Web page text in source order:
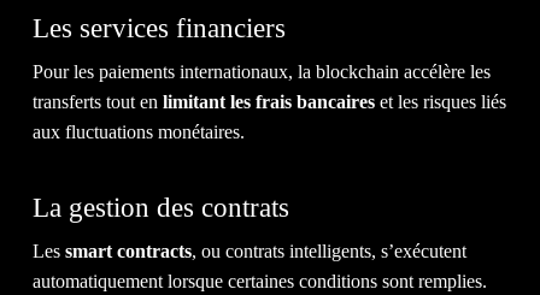
Les services financiers
Pour les paiements internationaux, la blockchain accélère les
transferts tout en limitant les frais bancaires et les risques liés
aux fluctuations monétaires.
La gestion des contrats
Les smart contracts, ou contrats intelligents, s’exécutent
automatiquement lorsque certaines conditions sont remplies.